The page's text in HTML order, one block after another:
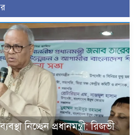
নিচ্ছেন প্রধানমন্ত্রী: রিজভী